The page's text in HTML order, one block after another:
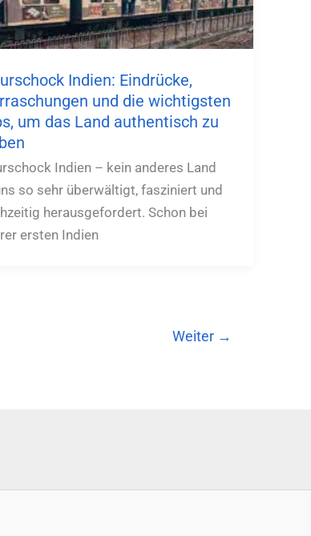
Indien: Eindrücke,
und die wichtigsten
um das Land authentisch zu
Indien – kein anderes Land
so sehr überwältigt, fasziniert und
herausgefordert. Schon bei
ersten Indien
Weiter →